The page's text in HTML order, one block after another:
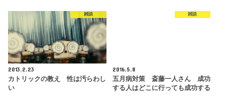
雑談
2013.2.23
カトリックの教え 性は汚らわし
い
雑談
2016.5.8
五月病対策 斎藤一人さん 成功
する人はどこに行っても成功する